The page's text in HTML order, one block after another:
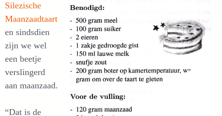
Silezische
Maanzaadtaart
en sindsdien
zijn we wel
een beetje
verslingerd
aan maanzaad.
“Dat is de